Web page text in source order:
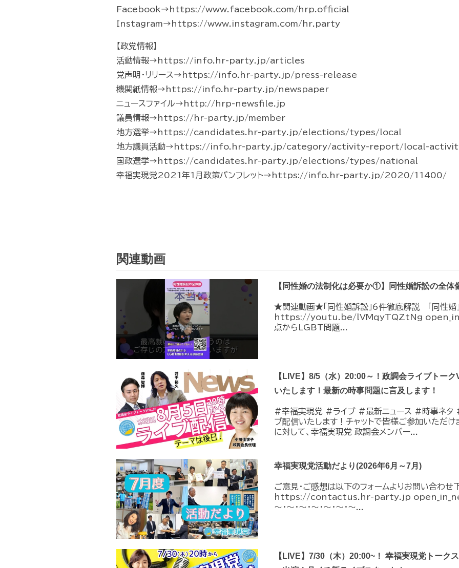
Facebook→https://www.facebook.com/hrp.official
Instagram→https://www.instagram.com/hr.party
【政党情報】
活動情報→https://info.hr-party.jp/articles
党声明・リリース→https://info.hr-party.jp/press-release
機関紙情報→https://info.hr-party.jp/newspaper
ニュースファイル→http://hrp-newsfile.jp
議員情報→https://hr-party.jp/member
地方選挙→https://candidates.hr-party.jp/elections/types/local
地方議員活動→https://info.hr-party.jp/category/activity-report/local-
国政選挙→https://candidates.hr-party.jp/elections/types/national
幸福実現党2021年1月政策パンフレット→https://info.hr-party.jp/2020/11400/
関連動画
【同性婚の法制化は必要か①】同性婚訴訟の全体
★関連動画★「同性婚訴訟」6件徹底解説 「同性婚
https://youtu.be/lVMqyTQZtNg
点からLGBT問題...
【LIVE】8/5（水）20:00～！政調会ライブトー
いたします！最新の時事問題に言及します！
#幸福実現党 #ライブ #最新ニュース #時事ネタ
ブ配信いたします！チャットで皆様ご参加いただけ
に対して、幸福実現党 政調会メンバー...
幸福実現党活動だより(2026年6月～7月)
ご意見・ご感想は以下のフォームよりお問い合わせ
https://contactus.hr-party.jp open_in_new ～・
～・～・～・～・～・～・～...
【LIVE】7/30（木）20:00~！ 幸福実現党トー